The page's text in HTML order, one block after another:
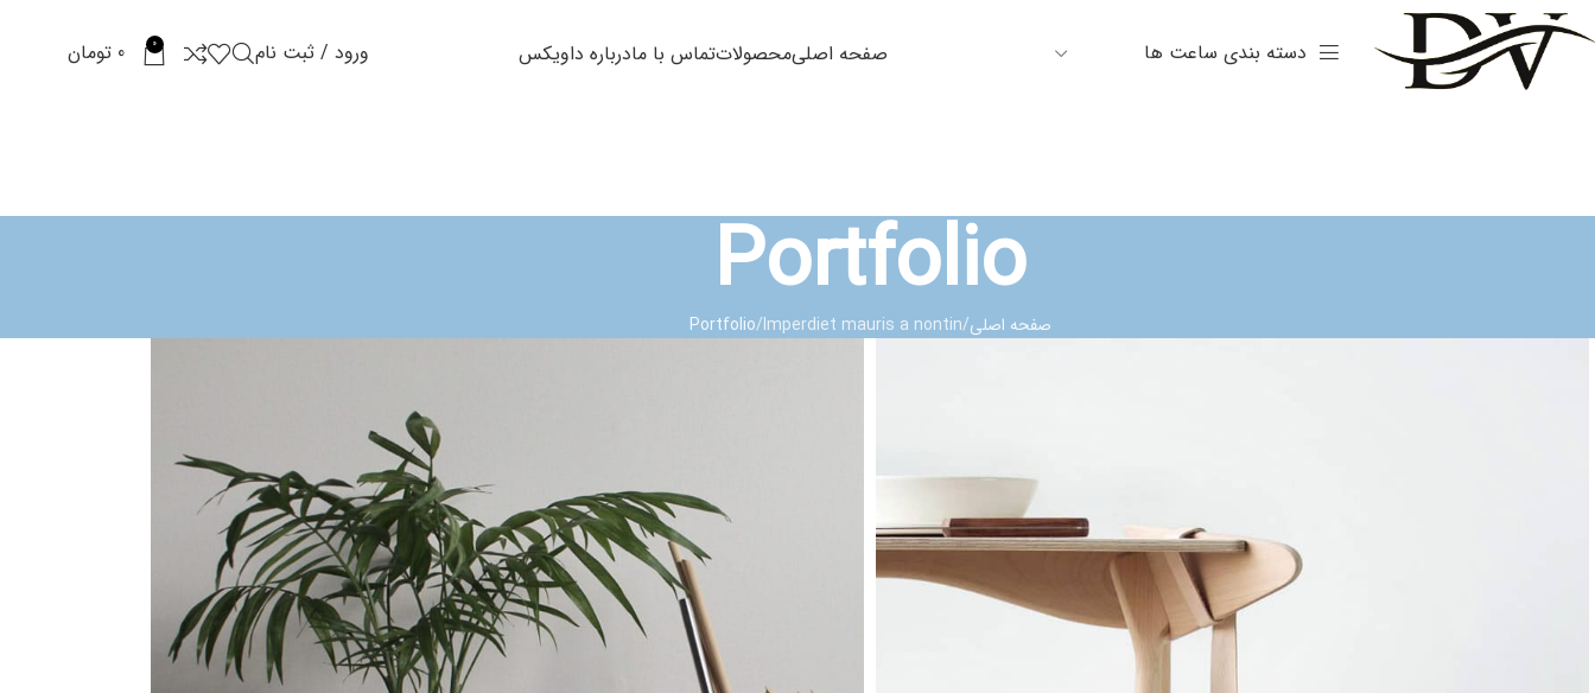
دسته بندی ساعت ها صفحه اصلیمحصولاتتماس با مادرباره داویکس ورود / ثبت نام 0
0 تومان
Portfolio
صفحه اصلی Portfolio Imperdiet mauris a nontin